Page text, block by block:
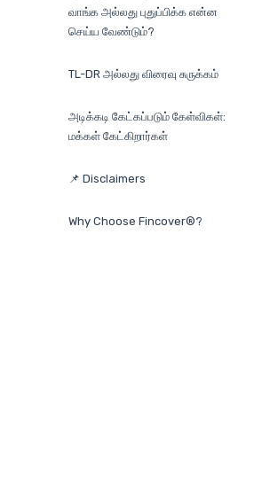
வாங்க அல்லது புதுப்பிக்க என்ன
செய்ய வேண்டும்?
TL-DR அல்லது விரைவு சுருக்கம்
அடிக்கடி கேட்கப்படும் கேள்விகள்:
மக்கள் கேட்கிறார்கள்
📌 Disclaimers
Why Choose Fincover®?